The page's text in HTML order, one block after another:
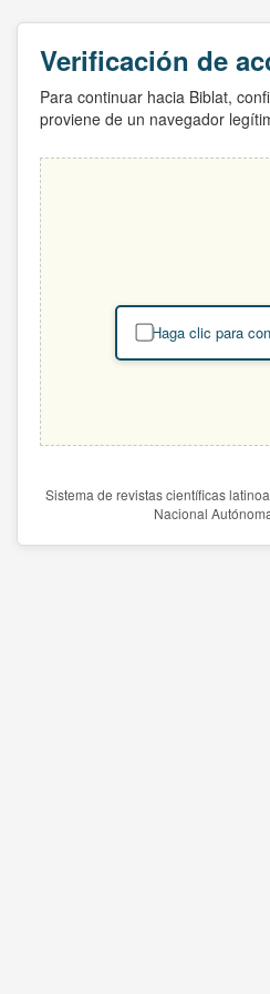
Verificación de
Para continuar hacia Biblat,
proviene de un navegador
Haga clic para
Sistema de revistas científicas
Nacional